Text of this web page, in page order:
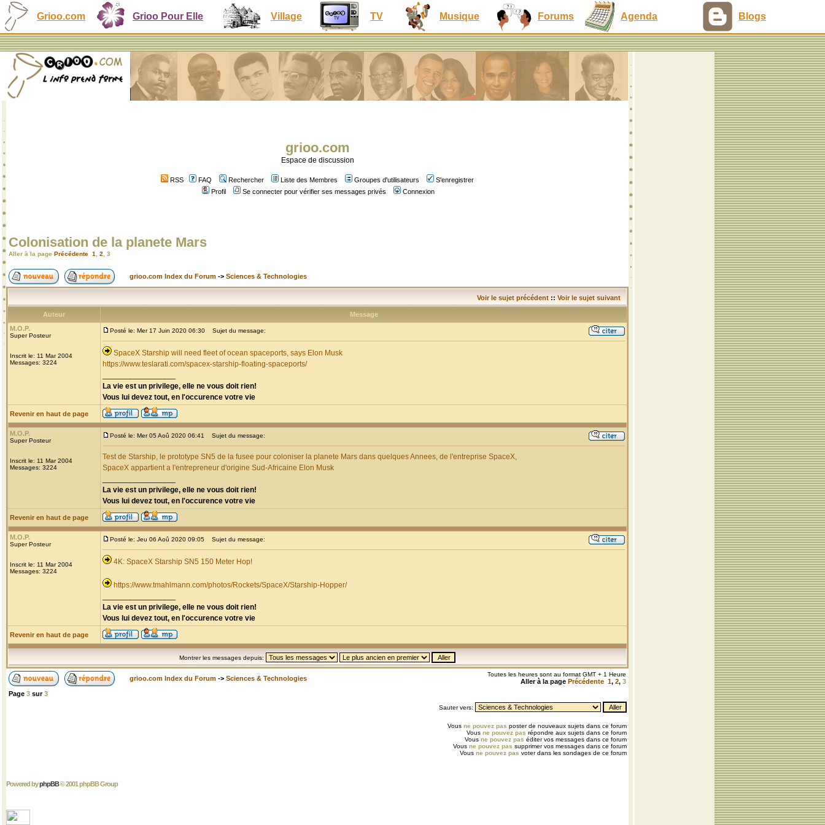
Grioo.com Grioo Pour Elle Village TV Musique Forums Agenda Blogs
grioo.com
Espace de discussion
RSS FAQ Rechercher Liste des Membres Groupes d'utilisateurs
S'enregistrer
Profil
Se connecter pour vérifier ses messages privés Connexion
Colonisation de la planete Mars
Aller à la page Précédente 1 2 3
grioo.com Index du Forum -> Sciences & Technologies
Voir le sujet précédent :: Voir le sujet suivant
Auteur
Message
M.O.P.
Super Posteur
Inscrit le: 11 Mar 2004
Messages: 3224
Posté le: Mer 17 Juin 2020 06:30 Sujet du message:
SpaceX Starship will need fleet of ocean spaceports, says Elon Musk
https://www.teslarati.com/spacex-starship-floating-spaceports/
La vie est un privilege, elle ne vous doit rien!
Vous lui devez tout, en l'occurence votre vie
Revenir en haut de page
M.O.P.
Super Posteur
Inscrit le: 11 Mar 2004
Messages: 3224
Posté le: Mer 05 Aoû 2020 06:41 Sujet du message:
Test de Starship, le prototype SN5 de la fusee pour coloniser la planete Mars dans quelques Annees, de l'entreprise SpaceX,
SpaceX appartient a l'entrepreneur d'origine Sud-Africaine Elon Musk
La vie est un privilege, elle ne vous doit rien!
Vous lui devez tout, en l'occurence votre vie
Revenir en haut de page
M.O.P.
Super Posteur
Inscrit le: 11 Mar 2004
Messages: 3224
Posté le: Jeu 06 Aoû 2020 09:05 Sujet du message:
4K: SpaceX Starship SN5 150 Meter Hop!
https://www.tmahlmann.com/photos/Rockets/SpaceX/Starship-Hopper/
La vie est un privilege, elle ne vous doit rien!
Vous lui devez tout, en l'occurence votre vie
Revenir en haut de page
Montrer les messages depuis:
grioo.com Index du Forum -> Sciences & Technologies
Toutes les heures sont au format GMT + 1 Heure
Aller à la page Précédente 1, 2, 3
Page 3 sur3
Sauter vers:
Vous ne pouvez pas poster de nouveaux sujets dans ce forum
Vous ne pouvez pas répondre aux sujets dans ce forum
Vous ne pouvez pas éditer vos messages dans ce forum
Vous ne pouvez pas supprimer vos messages dans ce forum
Vous ne pouvez pas voter dans les sondages de ce forum
Powered byphpBB© 2001 phpBB Group